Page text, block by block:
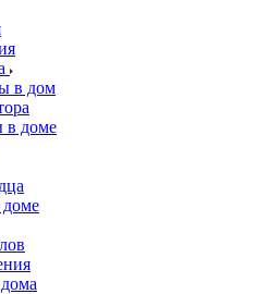
в дом
в доме
доме